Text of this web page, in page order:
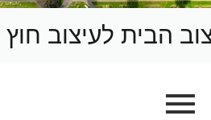
הבית לעיצוב חוץ